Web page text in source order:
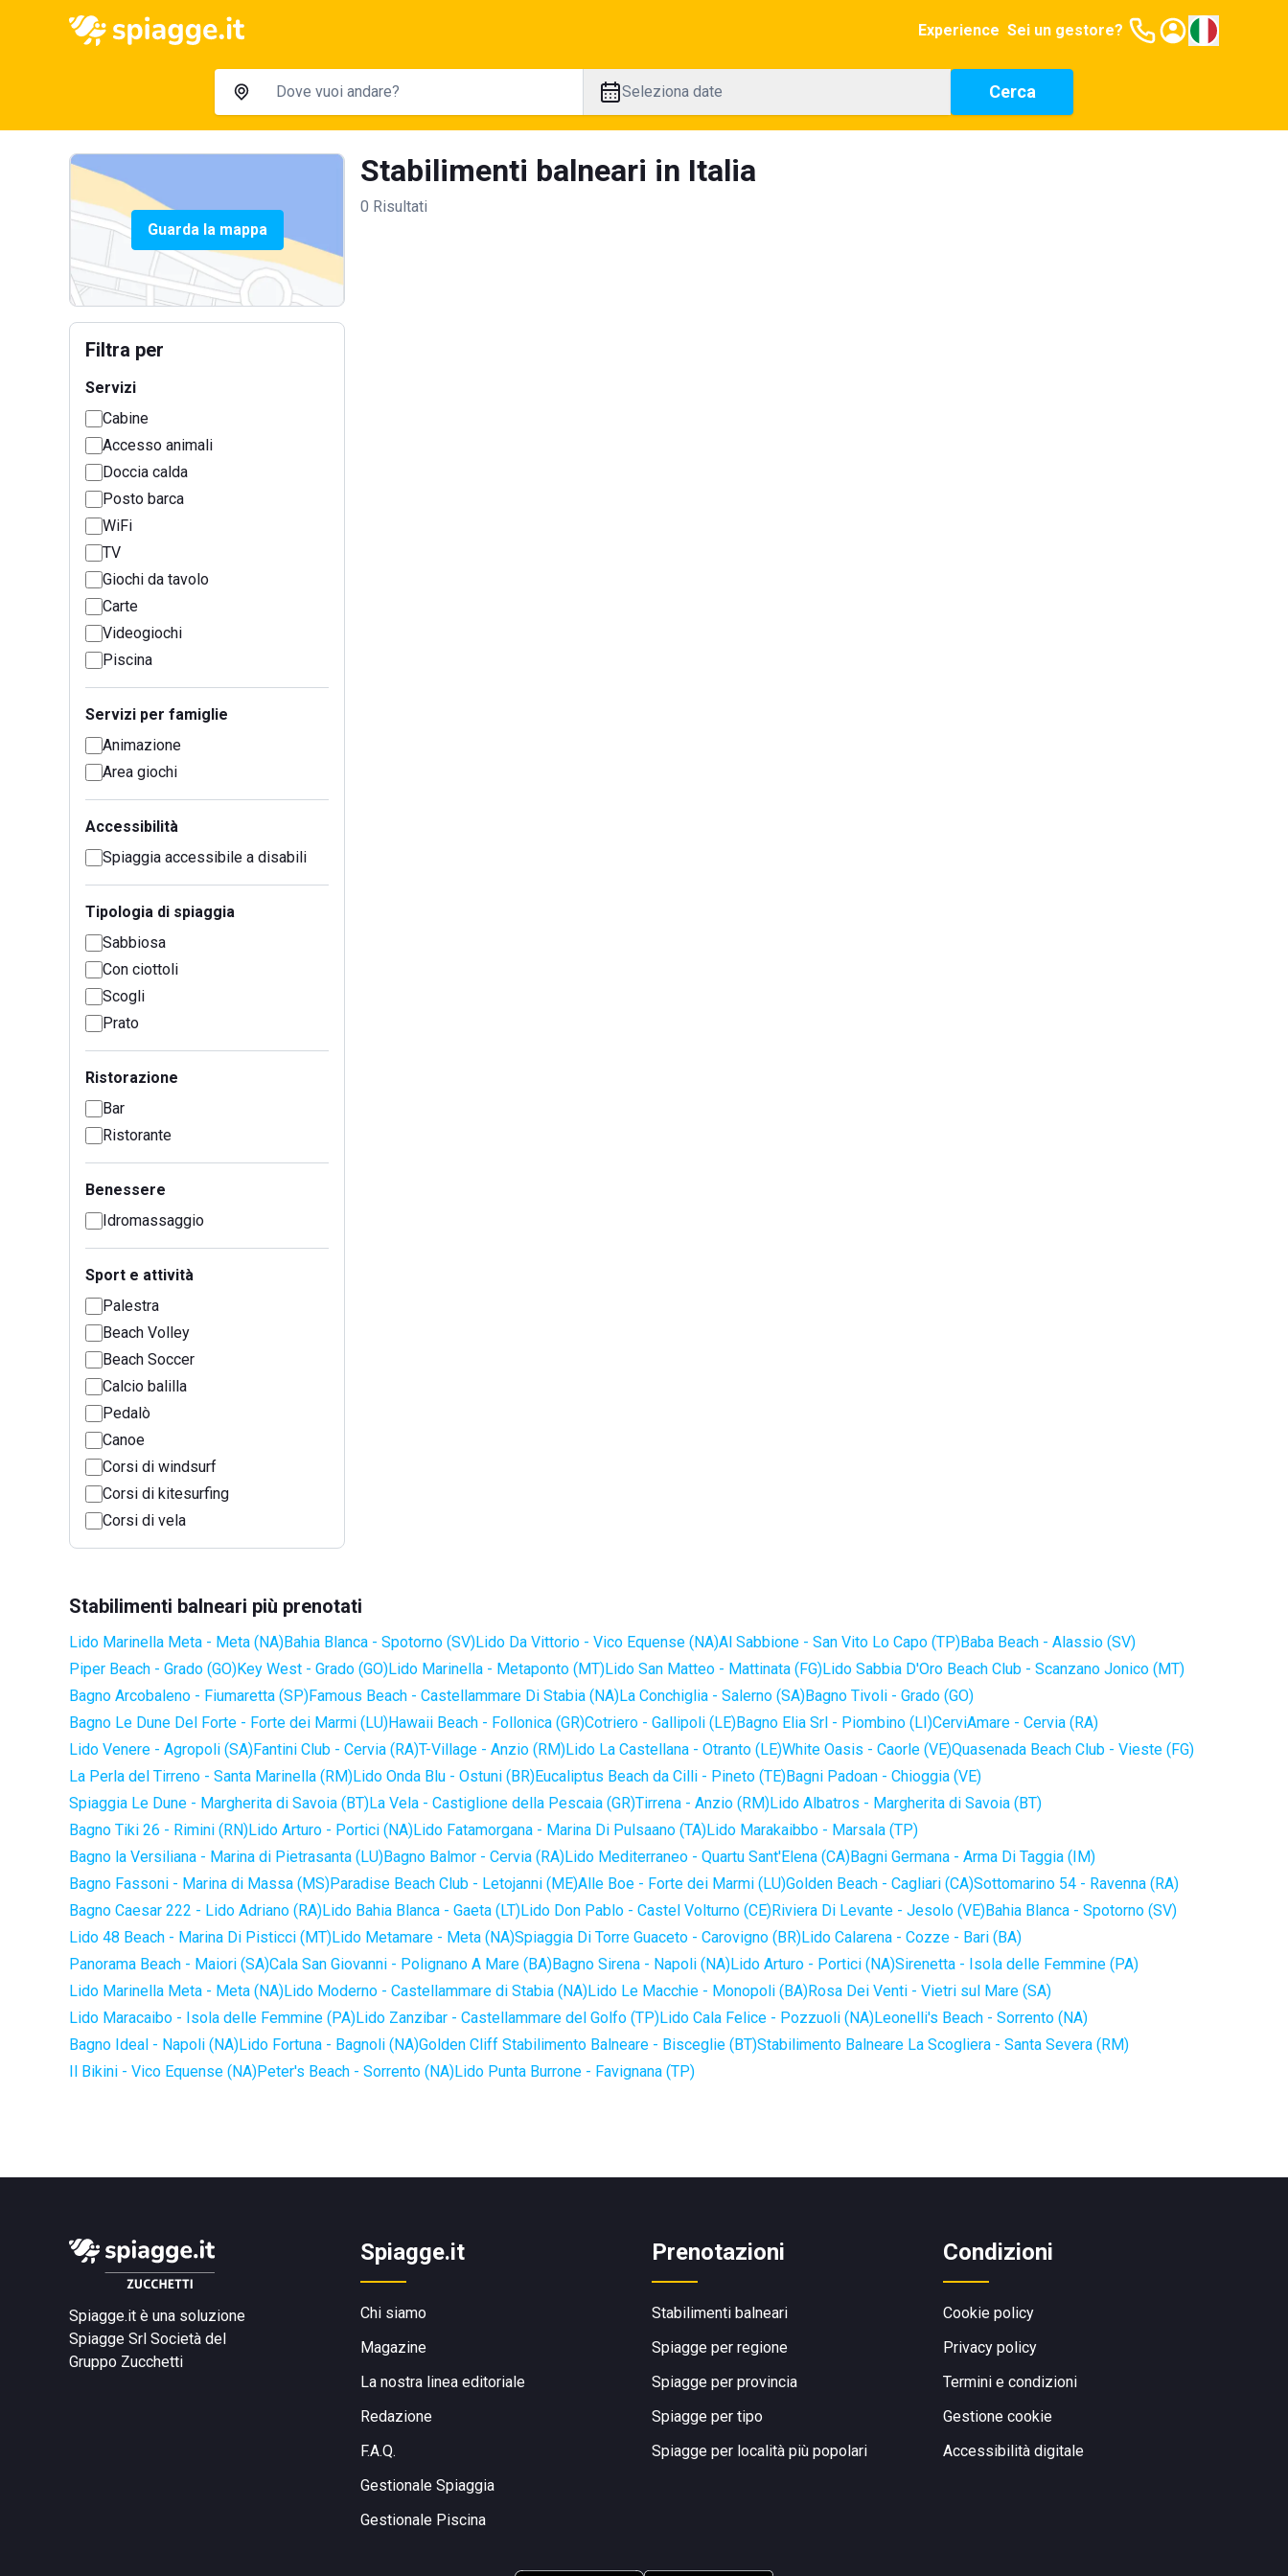
Experience Sei un gestore?
Seleziona date Cerca
Guarda la mappa
Filtra per
Servizi
Cabine
Accesso animali
Doccia calda
Posto barca
WiFi
TV
Giochi da tavolo
Carte
Videogiochi
Piscina
Servizi per famiglie
Animazione
Area giochi
Accessibilità
Spiaggia accessibile a disabili
Tipologia di spiaggia
Sabbiosa
Con ciottoli
Scogli
Prato
Ristorazione
Bar
Ristorante
Benessere
Idromassaggio
Sport e attività
Palestra
Beach Volley
Beach Soccer
Calcio balilla
Pedalò
Canoe
Corsi di windsurf
Corsi di kitesurfing
Corsi di vela
Stabilimenti balneari in Italia
0 Risultati
Stabilimenti balneari più prenotati
Lido Marinella Meta - Meta (NA)Bahia Blanca - Spotorno (SV)Lido Da Vittorio - Vico Equense (NA)Al Sabbione - San Vito Lo Capo (TP)Baba Beach - Alassio (SV)
Piper Beach - Grado (GO)Key West - Grado (GO)Lido Marinella - Metaponto (MT)Lido San Matteo - Mattinata (FG)Lido Sabbia D'Oro Beach Club - Scanzano Jonico (MT)
Bagno Arcobaleno - Fiumaretta (SP)Famous Beach - Castellammare Di Stabia (NA)La Conchiglia - Salerno (SA)Bagno Tivoli - Grado (GO)
Bagno Le Dune Del Forte - Forte dei Marmi (LU)Hawaii Beach - Follonica (GR)Cotriero - Gallipoli (LE)Bagno Elia Srl - Piombino (LI)CerviAmare - Cervia (RA)
Lido Venere - Agropoli (SA)Fantini Club - Cervia (RA)T-Village - Anzio (RM)Lido La Castellana - Otranto (LE)White Oasis - Caorle (VE)Quasenada Beach Club - Vieste (FG)
La Perla del Tirreno - Santa Marinella (RM)Lido Onda Blu - Ostuni (BR)Eucaliptus Beach da Cilli - Pineto (TE)Bagni Padoan - Chioggia (VE)
Spiaggia Le Dune - Margherita di Savoia (BT)La Vela - Castiglione della Pescaia (GR)Tirrena - Anzio (RM)Lido Albatros - Margherita di Savoia (BT)
Bagno Tiki 26 - Rimini (RN)Lido Arturo - Portici (NA)Lido Fatamorgana - Marina Di Pulsaano (TA)Lido Marakaibbo - Marsala (TP)
Bagno la Versiliana - Marina di Pietrasanta (LU)Bagno Balmor - Cervia (RA)Lido Mediterraneo - Quartu Sant'Elena (CA)Bagni Germana - Arma Di Taggia (IM)
Bagno Fassoni - Marina di Massa (MS)Paradise Beach Club - Letojanni (ME)Alle Boe - Forte dei Marmi (LU)Golden Beach - Cagliari (CA)Sottomarino 54 - Ravenna (RA)
Bagno Caesar 222 - Lido Adriano (RA)Lido Bahia Blanca - Gaeta (LT)Lido Don Pablo - Castel Volturno (CE)Riviera Di Levante - Jesolo (VE)Bahia Blanca - Spotorno (SV)
Lido 48 Beach - Marina Di Pisticci (MT)Lido Metamare - Meta (NA)Spiaggia Di Torre Guaceto - Carovigno (BR)Lido Calarena - Cozze - Bari (BA)
Panorama Beach - Maiori (SA)Cala San Giovanni - Polignano A Mare (BA)Bagno Sirena - Napoli (NA)Lido Arturo - Portici (NA)Sirenetta - Isola delle Femmine (PA)
Lido Marinella Meta - Meta (NA)Lido Moderno - Castellammare di Stabia (NA)Lido Le Macchie - Monopoli (BA)Rosa Dei Venti - Vietri sul Mare (SA)
Lido Maracaibo - Isola delle Femmine (PA)Lido Zanzibar - Castellammare del Golfo (TP)Lido Cala Felice - Pozzuoli (NA)Leonelli's Beach - Sorrento (NA)
Bagno Ideal - Napoli (NA)Lido Fortuna - Bagnoli (NA)Golden Cliff Stabilimento Balneare - Bisceglie (BT)Stabilimento Balneare La Scogliera - Santa Severa (RM)
Il Bikini - Vico Equense (NA)Peter's Beach - Sorrento (NA)Lido Punta Burrone - Favignana (TP)
Spiagge.it è una soluzione
Spiagge Srl Società del
Gruppo Zucchetti
Spiagge.it
Chi siamo
Magazine
La nostra linea editoriale
Redazione
F.A.Q.
Gestionale Spiaggia
Gestionale Piscina
Prenotazioni
Stabilimenti balneari
Spiagge per regione
Spiagge per provincia
Spiagge per tipo
Spiagge per località più popolari
Condizioni
Cookie policy
Privacy policy
Termini e condizioni
Gestione cookie
Accessibilità digitale